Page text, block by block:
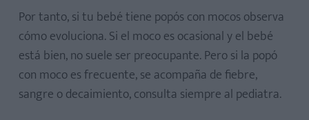
Por tanto, si tu bebé tiene popós con mocos observa
cómo evoluciona. Si el moco es ocasional y el bebé
está bien, no suele ser preocupante. Pero si la popó
con moco es frecuente, se acompaña de fiebre,
sangre o decaimiento, consulta siempre al pediatra.